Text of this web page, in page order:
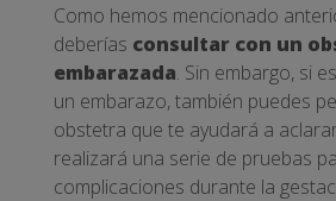
Como hemos mencionado
deberías consultar con un
embarazada. Sin embargo, si
un embarazo, también puedes
obstetra que te ayudará a
realizará una serie de pruebas
complicaciones durante la